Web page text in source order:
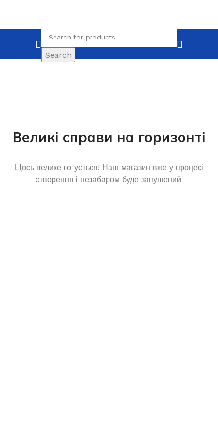
Search
Великі справи на горизонті
Щось велике готується! Наш магазин вже у процесі
створення і незабаром буде запущений!